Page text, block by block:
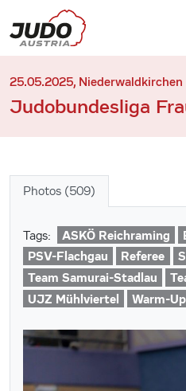
25.05.2025, Niederwaldkirchen
Judobundesliga
Photos (509)
Tags: ASKÖ Reichraming
PSV-Flachgau
Referee
Team Samurai-Stadlau
UJZ Mühlviertel
Warm-Up